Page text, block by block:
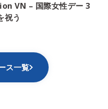
VN – 国際女性デー 3
祝う
ス一覧